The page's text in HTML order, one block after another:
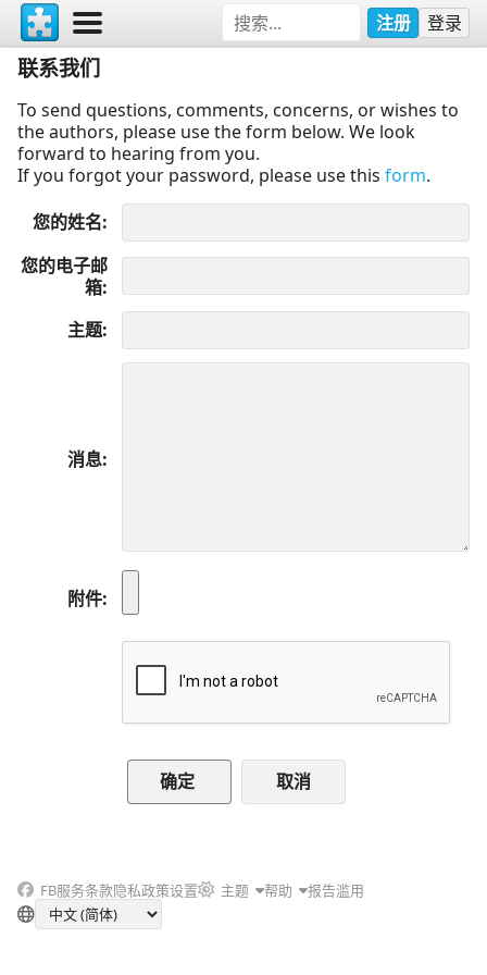
注册 登录
联系我们
To send questions, comments, concerns, or wishes to
the authors, please use the form below. We look
forward to hearing from you.
If you forgot your password, please use this form.
您的姓名
您的电子邮
箱
主题
消息
附件
取消
FB服务条款隐私政策设置 主题 帮助 报告滥用